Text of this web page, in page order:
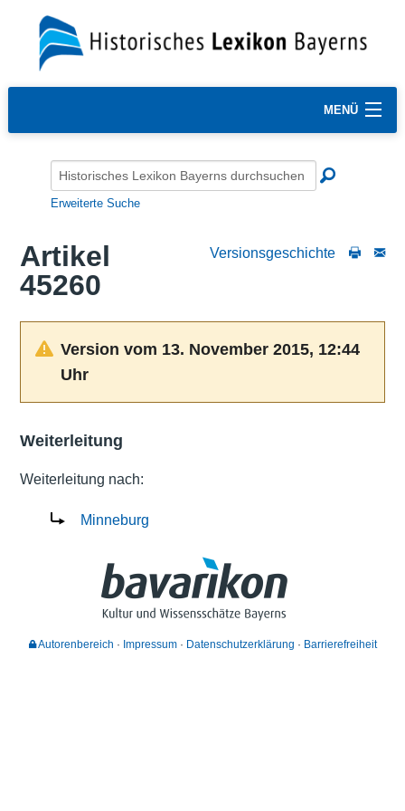
MENÜ
Erweiterte Suche
Versionsgeschichte
Artikel
45260
Version vom 13. November 2015, 12:44
Uhr
Weiterleitung
Weiterleitung nach:
Minneburg
Autorenbereich Impressum Datenschutzerklärung Barrierefreiheit